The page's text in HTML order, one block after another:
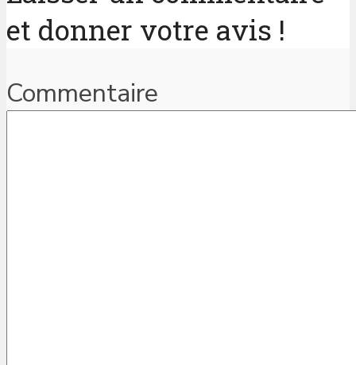
et donner votre avis !
Commentaire